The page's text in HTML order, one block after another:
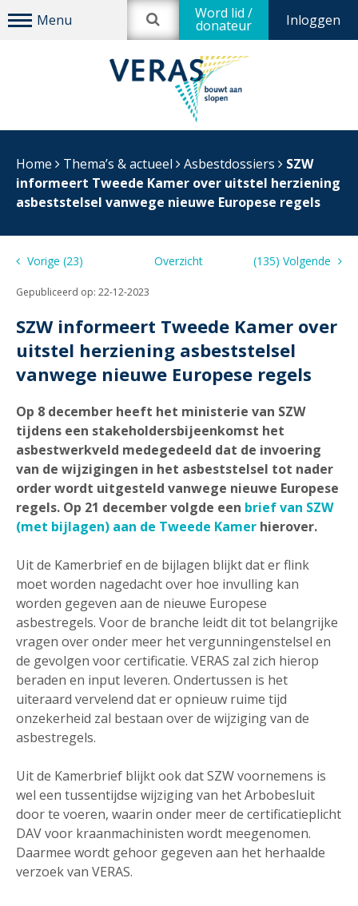
Inloggen
Word lid /
donateur
Home Thema’s & actueel Asbestdossiers
SZW
informeert Tweede Kamer over uitstel herziening
asbeststelsel vanwege nieuwe Europese regels
Vorige (23) Overzicht (135) Volgende
Gepubliceerd op: 22-12-2023
SZW informeert Tweede Kamer over
uitstel herziening asbeststelsel
vanwege nieuwe Europese regels
Op 8 december heeft het ministerie van SZW
tijdens een stakeholdersbijeenkomst het
asbestwerkveld medegedeeld dat de invoering
van de wijzigingen in het asbeststelsel tot nader
order wordt uitgesteld vanwege nieuwe Europese
regels. Op 21 december volgde een brief van SZW
(met bijlagen) aan de Tweede Kamer hierover.
Uit de Kamerbrief en de bijlagen blijkt dat er flink
moet worden nagedacht over hoe invulling kan
worden gegeven aan de nieuwe Europese
asbestregels. Voor de branche leidt dit tot belangrijke
vragen over onder meer het vergunningenstelsel en
de gevolgen voor certificatie. VERAS zal zich hierop
beraden en input leveren. Ondertussen is het
uiteraard vervelend dat er opnieuw ruime tijd
onzekerheid zal bestaan over de wijziging van de
asbestregels.
Uit de Kamerbrief blijkt ook dat SZW voornemens is
wel een tussentijdse wijziging van het Arbobesluit
door te voeren, waarin onder meer de certificatieplicht
DAV voor kraanmachinisten wordt meegenomen.
Daarmee wordt gehoor gegeven aan het herhaalde
verzoek van VERAS.